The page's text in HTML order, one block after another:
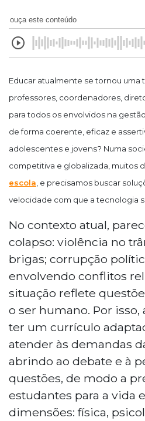
ouça este conteúdo
Educar atualmente se tornou uma
professores, coordenadores,
para todos os envolvidos na
de forma coerente, eficaz e
adolescentes e jovens? Numa
competitiva e globalizada, muitos
escola , e precisamos buscar
velocidade com que a tecnologia
No contexto atual,
colapso: violência no
brigas; corrupção
envolvendo conflitos
situação reflete
o ser humano. Por isso,
ter um currículo
atender às demandas
abrindo ao debate e à
questões, de modo a
estudantes para a vida
dimensões: física,